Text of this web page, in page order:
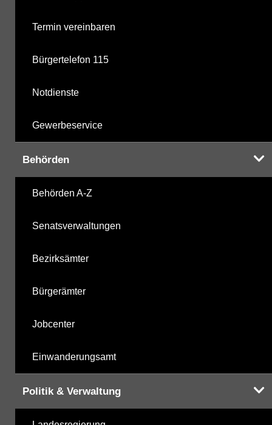
Termin vereinbaren
Bürgertelefon 115
Notdienste
Gewerbeservice
Behörden
Behörden A-Z
Senatsverwaltungen
Bezirksämter
Bürgerämter
Jobcenter
Einwanderungsamt
Politik & Verwaltung